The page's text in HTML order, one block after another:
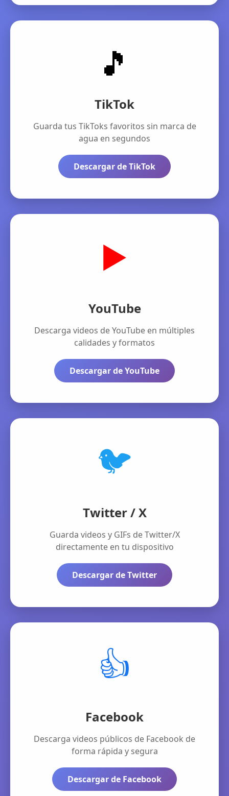
🎵
TikTok
Guarda tus TikToks favoritos sin marca de
agua en segundos
Descargar de TikTok
▶️
YouTube
Descarga videos de YouTube en múltiples
calidades y formatos
Descargar de YouTube
🐦
Twitter / X
Guarda videos y GIFs de Twitter/X
directamente en tu dispositivo
Descargar de Twitter
👍
Facebook
Descarga videos públicos de Facebook de
forma rápida y segura
Descargar de Facebook